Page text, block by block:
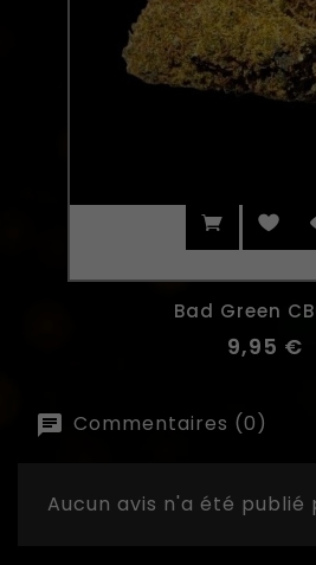
Bad Green
9,95 €
Commentaires (0)
Aucun avis n'a été publié